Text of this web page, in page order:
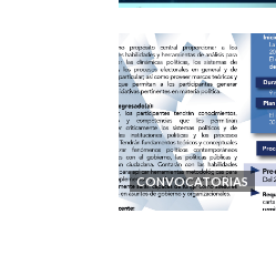
CONVOCATORIAS